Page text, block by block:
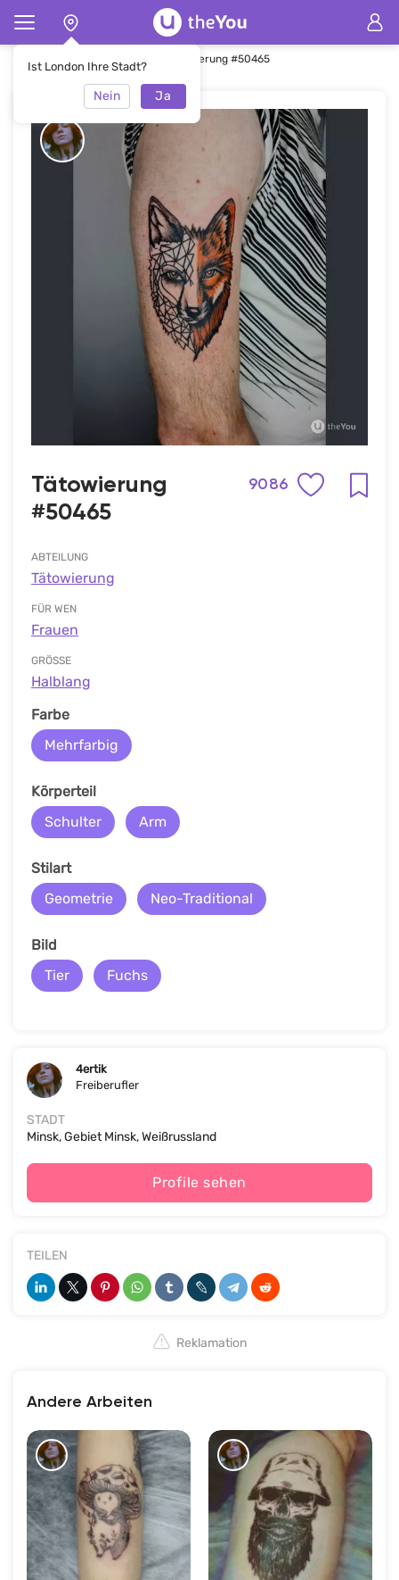
Ist London Ihre Stadt?
Nein Ja
Hauptseite Tätowierung Tätowierung #50465
Tätowierung
#50465
9086
ABTEILUNG
Tätowierung
FÜR WEN
Frauen
GRÖSSE
Halblang
Farbe
Mehrfarbig
Körperteil
Schulter
Arm
Stilart
Geometrie
Neo-Traditional
Bild
Tier
Fuchs
4ertik
Freiberufler
STADT
Minsk, Gebiet Minsk, Weißrussland
Profile sehen
TEILEN
Reklamation
Andere Arbeiten